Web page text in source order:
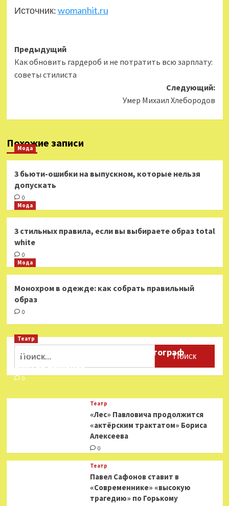
Источник:womanhit.ru
Навигация
записи
Предыдущий
Как обновить гардероб и не потратить всю зарплату:
советы стилиста
Следующий:
Умер Михаил Хлебородов
Похожие записи
Мода
3 бьюти-ошибки на выпускном, которые нельзя
допускать
0
Мода
3 стильных правила, если вы выбираете образ total
white
0
Мода
Монохром в одежде: как собрать правильный
образ
0
Найти:
Театр
Ушёл из жизни театральный фотограф
Виктор Баженов
0
Театр
«Лес» Павловича продолжится
«актёрским трактатом» Бориса
Алексеева
0
Театр
Павел Сафонов ставит в
«Современнике» «высокую
трагедию» по Горькому